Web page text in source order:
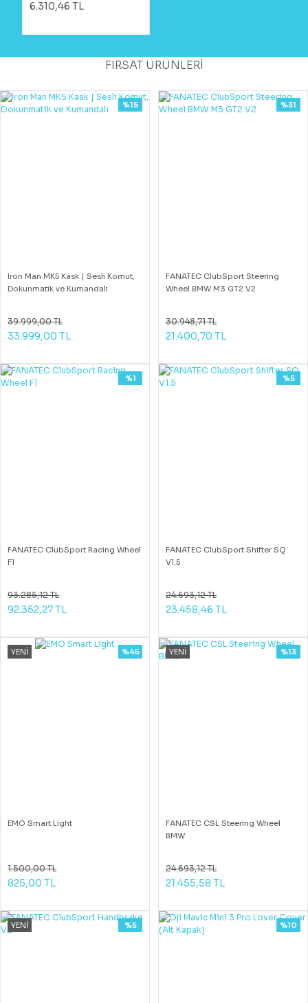
6.310,46 TL
FIRSAT ÜRÜNLERİ
Iron Man MK5 Kask | Sesli Komut,
Dokunmatik ve Kumandalı
%15
39.999,00 TL
33.999,00 TL
FANATEC ClubSport Steering
Wheel BMW M3 GT2 V2
%31
30.948,71 TL
21.400,70 TL
FANATEC ClubSport Racing Wheel
F1
%1
93.285,12 TL
92.352,27 TL
FANATEC ClubSport Shifter SQ
V1.5
%5
24.693,12 TL
23.458,46 TL
YENİ
EMO Smart Light
%45
1.500,00 TL
825,00 TL
YENİ
FANATEC CSL Steering Wheel
BMW
%13
24.693,12 TL
21.455,58 TL
YENİ %5 %10